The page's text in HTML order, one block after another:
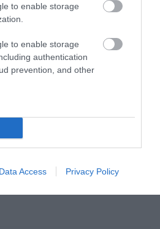
to enable storage
to enable storage
authentication
prevention, and other
Data Access Privacy Policy
LÁNGOLTAK SZERDÁN
TETTÜNK NYOMÁST A FIUNKRA” –
EGRI CSALÁD TÖRTÉNE...